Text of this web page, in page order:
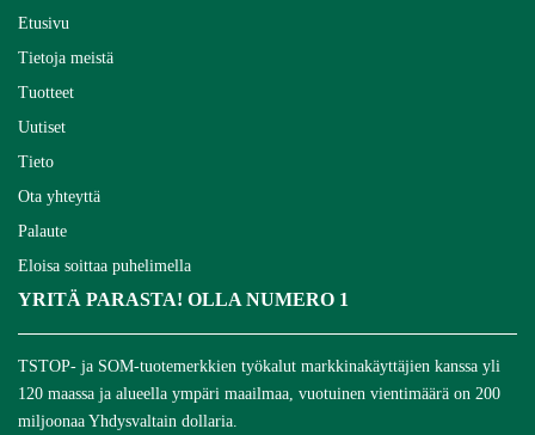
Etusivu
Tietoja meistä
Tuotteet
Uutiset
Tieto
Ota yhteyttä
Palaute
Eloisa soittaa puhelimella
YRITÄ PARASTA! OLLA NUMERO 1
TSTOP- ja SOM-tuotemerkkien työkalut markkinakäyttäjien kanssa yli
120 maassa ja alueella ympäri maailmaa, vuotuinen vientimäärä on 200
miljoonaa Yhdysvaltain dollaria.